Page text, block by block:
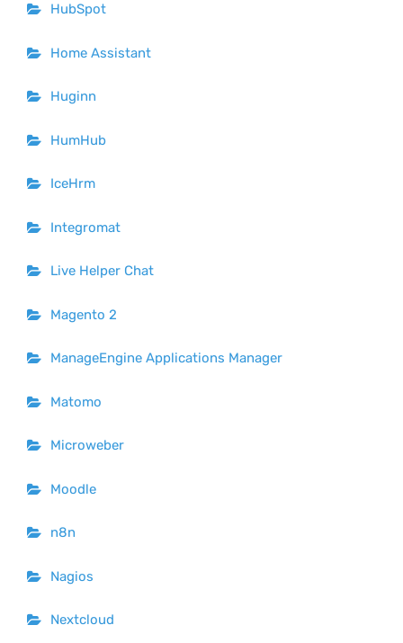
HubSpot
Home Assistant
Huginn
HumHub
IceHrm
Integromat
Live Helper Chat
Magento 2
ManageEngine Applications Manager
Matomo
Microweber
Moodle
n8n
Nagios
Nextcloud